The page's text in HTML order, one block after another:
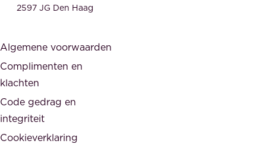
d
e
n
i
n
t
,
d
e
o
v
e
2597 JG Den Haag
Algemene voorwaarden
Complimenten en
klachten
Code gedrag en
integriteit
Cookieverklaring